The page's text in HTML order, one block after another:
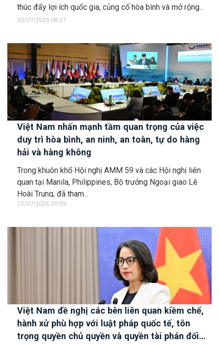
thúc đẩy lợi ích quốc gia, củng cố hòa bình và mở rộng...
30/07/2026 08:27
Việt Nam nhấn mạnh tầm quan trọng của việc
duy trì hòa bình, an ninh, an toàn, tự do hàng
hải và hàng không
Trong khuôn khổ Hội nghị AMM 59 và các Hội nghị liên
quan tại Manila, Philippines, Bộ trưởng Ngoại giao Lê
Hoài Trung, đã tham...
23/07/2026 20:09
Việt Nam đề nghị các bên liên quan kiềm chế,
hành xử phù hợp với luật pháp quốc tế, tôn
trọng quyền chủ quyền và quyền tài phán đối